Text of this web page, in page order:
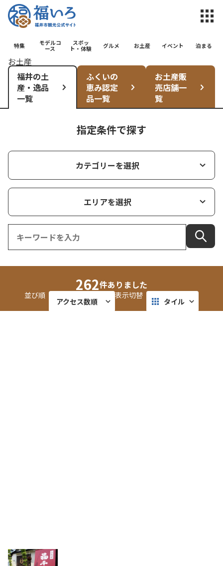
福井市観光
特集
モデルコ
ース
スポッ
ト・体験
グルメ お土産 イベント 泊まる
お土産
福井の土
産・逸品
一覧
ふくいの
恵み認定
品一覧
お土産販
売店舗一
覧
指定条件で探す
カテゴリーを選択
エリアを選択
262件ありました
並び順
アクセス数順
表示切替
タイル